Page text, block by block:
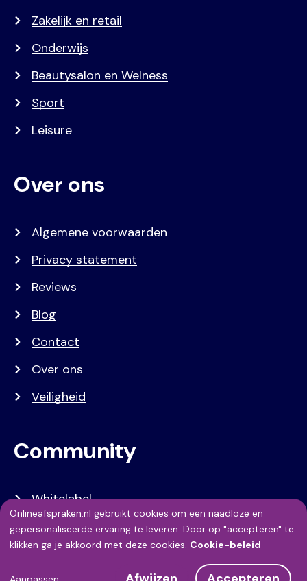
Zakelijk en retail
Onderwijs
Beautysalon en Welness
Sport
Leisure
Over ons
Algemene voorwaarden
Privacy statement
Reviews
Blog
Contact
Over ons
Veiligheid
Community
Whitelabel
Developers
API Referentie
Gebruik
van
Onlineafspraken.nl gebruikt cookies om een naadloze en
gepersonaliseerde ervaring te leveren. Door op "accepteren" te
klikken ga je akkoord met deze cookies. Cookie-beleid